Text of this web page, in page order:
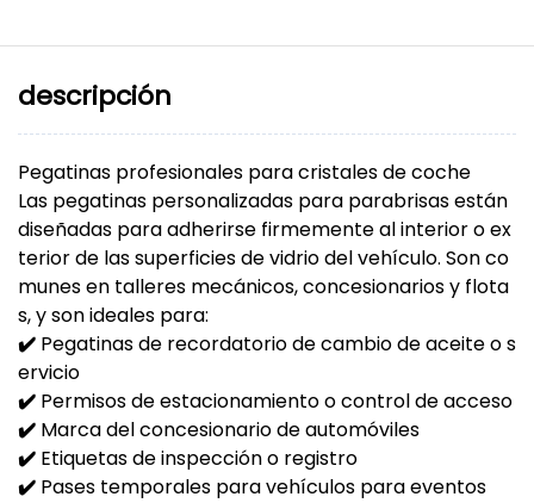
descripción
Pegatinas profesionales para cristales de coche
Las pegatinas personalizadas para parabrisas están
diseñadas para adherirse firmemente al interior o ex
terior de las superficies de vidrio del vehículo. Son co
munes en talleres mecánicos, concesionarios y flota
s, y son ideales para:
✔️ Pegatinas de recordatorio de cambio de aceite o s
ervicio
✔️ Permisos de estacionamiento o control de acceso
✔️ Marca del concesionario de automóviles
✔️ Etiquetas de inspección o registro
✔️ Pases temporales para vehículos para eventos